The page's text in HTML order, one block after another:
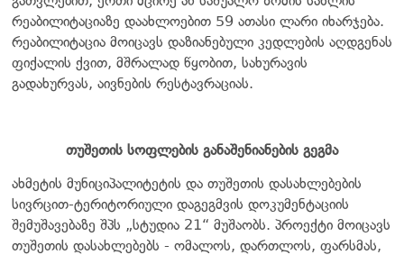
რეაბილიტაციაზე დაახლოებით 59 ათასი ლარი იხარჯება.
რეაბილიტაცია მოიცავს დაზიანებული კედლების აღდგენას
ფიქალის ქვით, მშრალად წყობით, სახურავის
გადახურვას, აივნების რესტავრაციას.
თუშეთის სოფლების განაშენიანების გეგმა
ახმეტის მუნიციპალიტეტის და თუშეთის დასახლებების
სივრცით-ტერიტორიული დაგეგმვის დოკუმენტაციის
შემუშავებაზე შპს „სტუდია 21“ მუშაობს. პროექტი მოიცავს
თუშეთის დასახლებებს - ომალოს, დართლოს, ფარსმას,